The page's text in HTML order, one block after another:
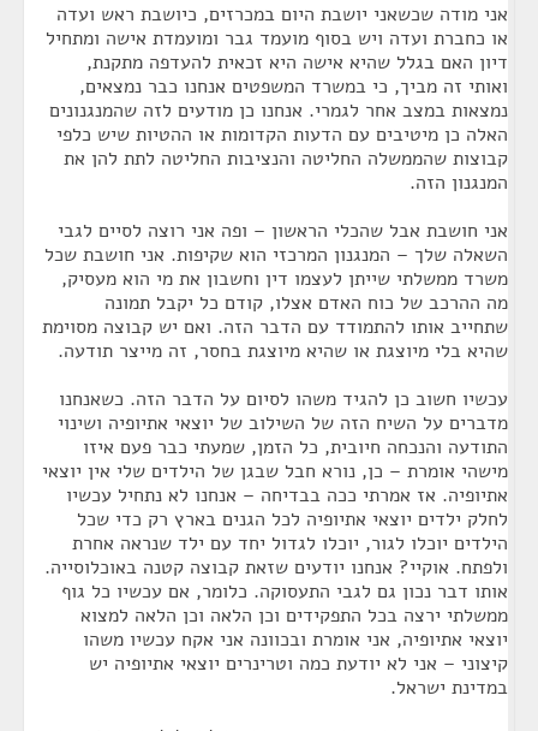
אני מודה שכשאני יושבת היום במכרזים, כיושבת ראש ועדה
או כחברת ועדה ויש בסוף מועמד גבר ומועמדת אישה ומתחיל
דיון האם בגלל שהיא אישה היא זכאית להעדפה מתקנת,
ואותי זה מביך, כי במשרד המשפטים אנחנו כבר נמצאים,
נמצאות במצב אחר לגמרי. אנחנו כן מודעים לזה שהמנגנונים
האלה כן מיטיבים עם הדעות הקדומות או ההטיות שיש כלפי
קבוצות שהממשלה החליטה והנציבות החליטה לתת להן את
המנגנון הזה.
אני חושבת אבל שהכלי הראשון – ופה אני רוצה לסיים לגבי
השאלה שלך – המנגנון המרכזי הוא שקיפות. אני חושבת שכל
משרד ממשלתי שייתן לעצמו דין וחשבון את מי הוא מעסיק,
מה ההרכב של כוח האדם אצלו, קודם כל יקבל תמונה
שתחייב אותו להתמודד עם הדבר הזה. ואם יש קבוצה מסוימת
שהיא בלי מיוצגת או שהיא מיוצגת בחסר, זה מייצר תודעה.
עכשיו חשוב כן להגיד משהו לסיום על הדבר הזה. כשאנחנו
מדברים על השיח הזה של השילוב של יוצאי אתיופיה ושינוי
התודעה והנכחה חיובית, כל הזמן, שמעתי כבר פעם איזו
מישהי אומרת – כן, נורא חבל שבגן של הילדים שלי אין יוצאי
אתיופיה. אז אמרתי ככה בבדיחה – אנחנו לא נתחיל עכשיו
לחלק ילדים יוצאי אתיופיה לכל הגנים בארץ רק כדי שכל
הילדים יוכלו לגור, יוכלו לגדול יחד עם ילד שנראה אחרת
ולפתח. אוקיי? אנחנו יודעים שזאת קבוצה קטנה באוכלוסייה.
אותו דבר נכון גם לגבי התעסוקה. כלומר, אם עכשיו כל גוף
ממשלתי ירצה בכל התפקידים וכן הלאה וכן הלאה למצוא
יוצאי אתיופיה, אני אומרת ובכוונה אני אקח עכשיו משהו
קיצוני – אני לא יודעת כמה וטרינרים יוצאי אתיופיה יש
במדינת ישראל.